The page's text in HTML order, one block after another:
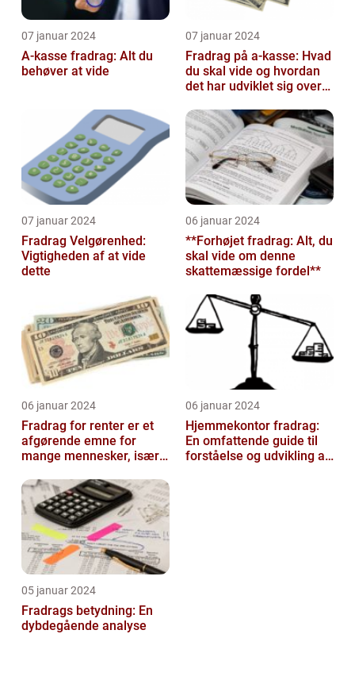
07 januar 2024
A-kasse fradrag: Alt du
behøver at vide
07 januar 2024
Fradrag på a-kasse: Hvad
du skal vide og hvordan
det har udviklet sig over
07 januar 2024
Fradrag Velgørenhed:
Vigtigheden af at vide
dette
06 januar 2024
**Forhøjet fradrag: Alt, du
skal vide om denne
skattemæssige fordel**
06 januar 2024
Fradrag for renter er et
afgørende emne for
mange mennesker, især
invester...
06 januar 2024
Hjemmekontor fradrag:
En omfattende guide til
forståelse og udvikling af
05 januar 2024
Fradrags betydning: En
dybdegående analyse